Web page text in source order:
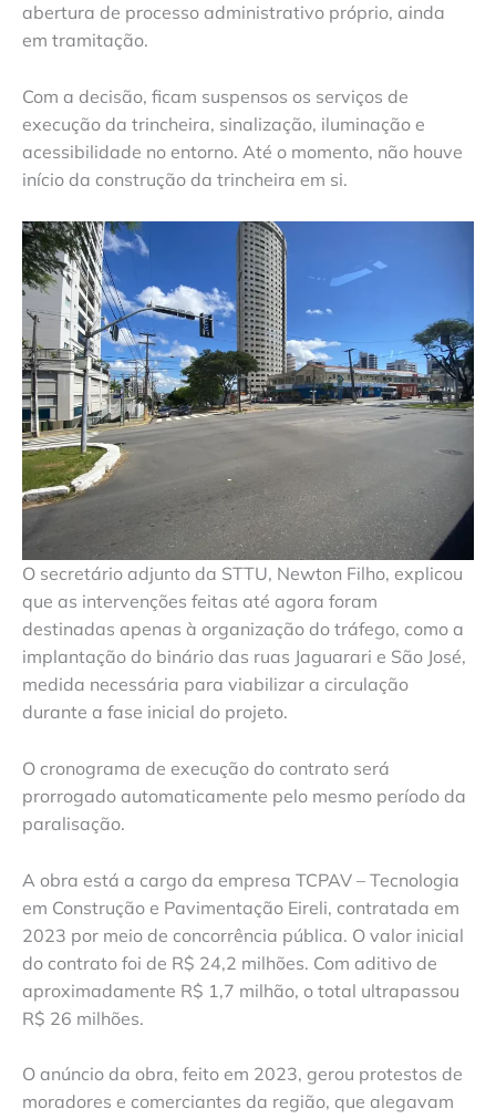
abertura de processo administrativo próprio, ainda
em tramitação.
Com a decisão, ficam suspensos os serviços de
execução da trincheira, sinalização, iluminação e
acessibilidade no entorno. Até o momento, não houve
início da construção da trincheira em si.
O secretário adjunto da STTU, Newton Filho, explicou
que as intervenções feitas até agora foram
destinadas apenas à organização do tráfego, como a
implantação do binário das ruas Jaguarari e São José,
medida necessária para viabilizar a circulação
durante a fase inicial do projeto.
O cronograma de execução do contrato será
prorrogado automaticamente pelo mesmo período da
paralisação.
A obra está a cargo da empresa TCPAV – Tecnologia
em Construção e Pavimentação Eireli, contratada em
2023 por meio de concorrência pública. O valor inicial
do contrato foi de R$ 24,2 milhões. Com aditivo de
aproximadamente R$ 1,7 milhão, o total ultrapassou
R$ 26 milhões.
O anúncio da obra, feito em 2023, gerou protestos de
moradores e comerciantes da região, que alegavam